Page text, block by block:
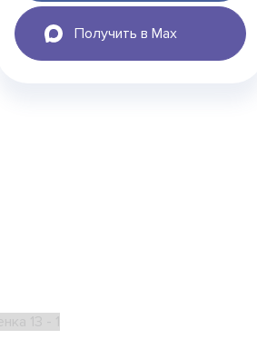
Получить в Max